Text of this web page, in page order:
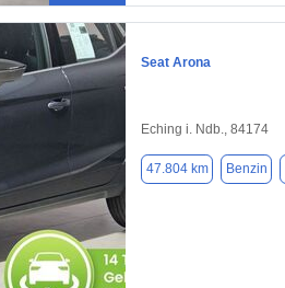
Seat Arona
Eching i. Ndb., 84174
47.804 km Benzin